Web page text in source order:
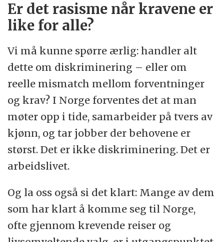
Er det rasisme når kravene er
like for alle?
Vi må kunne spørre ærlig: handler alt
dette om diskriminering – eller om
reelle mismatch mellom forventninger
og krav? I Norge forventes det at man
møter opp i tide, samarbeider på tvers av
kjønn, og tar jobber der behovene er
størst. Det er ikke diskriminering. Det er
arbeidslivet.
Og la oss også si det klart: Mange av dem
som har klart å komme seg til Norge,
ofte gjennom krevende reiser og